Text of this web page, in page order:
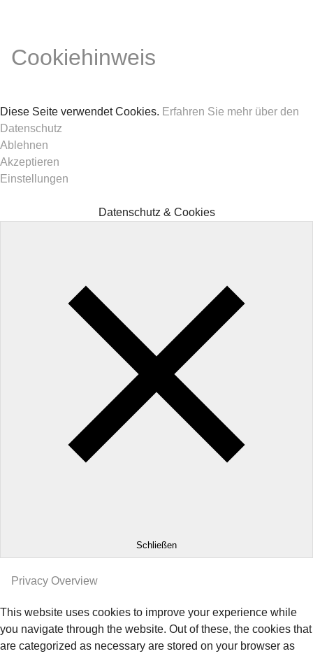
Cookiehinweis
Diese Seite verwendet Cookies. Erfahren Sie mehr über den
Datenschutz
Ablehnen
Akzeptieren
Einstellungen
Datenschutz & Cookies
Schließen
Privacy Overview
This website uses cookies to improve your experience while
you navigate through the website. Out of these, the cookies that
are categorized as necessary are stored on your browser as